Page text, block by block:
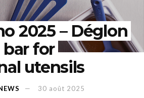
2025 – Déglon
bar for
utensils
30 août 2025